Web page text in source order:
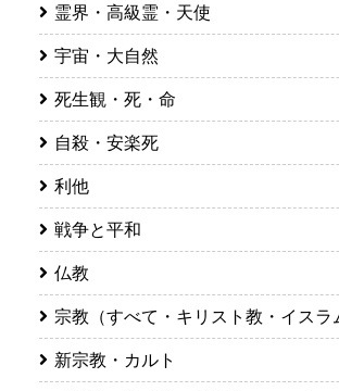
霊界・高級霊・天使
宇宙・大自然
死生観・死・命
自殺・安楽死
利他
戦争と平和
仏教
宗教（すべて・キリスト教・イスラ
新宗教・カルト